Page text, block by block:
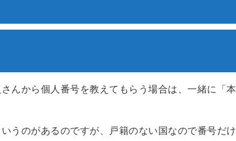
んから個人番号を教えてもらう場合は、一緒に「本
うのがあるのですが、戸籍のない国なので番号だけ